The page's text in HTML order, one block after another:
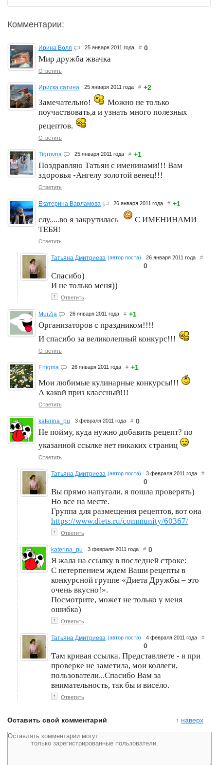
Комментарии:
Ирина Воля 25 января 2011 года # 0
Мир дружба жвачка
Ответить
Ириска сатина 25 января 2011 года # +2
Замечательно!
Можно не только
поучаствовать,а и узнать много полезных
рецептов.
Ответить
Tigrovna 25 января 2011 года # +1
Поздравляю Татьян с именинами!!! Вам
здоровья -Ангелу золотой венец!!!
Ответить
Екатерина Варламова 26 января 2011 года # +1
слу.....во я закрутилась
С ИМЕНИНАМИ
ТЕБЯ!
Ответить
Татьяна Дмитриева (автор поста) 26 января 2011 года #
0
Спасибо)
И не только меня))
↑ Ответить
MurZja 26 января 2011 года # +1
Организаторов с праздником!!!!
И спасибо за великолепный конкурс!!!
Ответить
Enigma 26 января 2011 года # +1
Мои любимые кулинарные конкурсы!!!
А какой приз классный!!!
Ответить
katerina_pu 3 февраля 2011 года # 0
Не пойму, куда нужно добавить рецепт? по
указанной ссылке нет никаких страниц
Ответить
Татьяна Дмитриева (автор поста) 3 февраля 2011 года #
0
Вы прямо напугали, я пошла проверять)
Но все на месте.
Группа для размещения рецептов, вот она
https://www.diets.ru/community/60367/
↑ Ответить
katerina_pu 3 февраля 2011 года # 0
Я жала на ссылку в последней строке:
С нетерпением ждем Ваши рецепты в
конкурсной группе «Диета Дружбы – это
очень вкусно!».
Посмотрите, может не только у меня
ошибка)
↑ Ответить
Татьяна Дмитриева (автор поста) 4 февраля 2011 года #
0
Там кривая ссылка. Представляете - я при
проверке не заметила, мои коллеги,
пользователи...Спасибо Вам за
внимательность, так бы и висело.
↑ Ответить
↑ наверх
Оставить свой комментарий